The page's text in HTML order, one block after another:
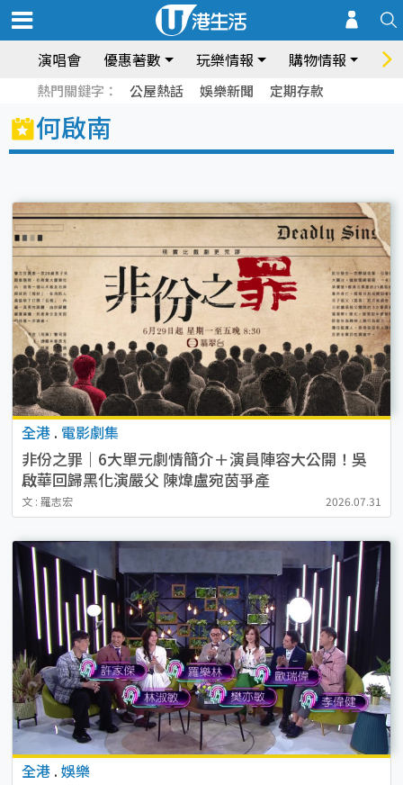
演唱會 優惠著數 玩樂情報 購物情報 飲
熱門關鍵字： 公屋熱話 娛樂新聞 定期存款
何啟南
全港 . 電影劇集
非份之罪｜6大單元劇情簡介＋演員陣容大公開！吳
啟華回歸黑化演嚴父 陳煒盧宛茵爭產
文 : 羅志宏 2026.07.31
全港 . 娛樂